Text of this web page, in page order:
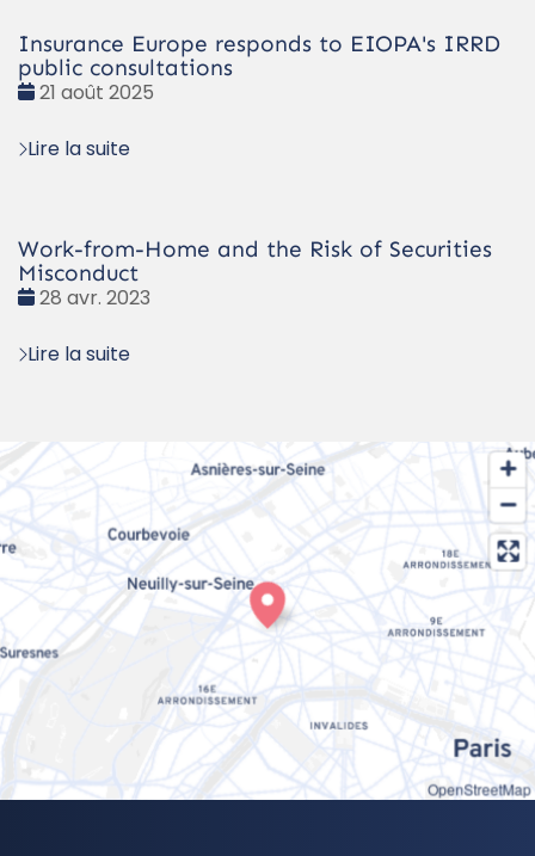
Insurance Europe responds to EIOPA's IRRD
public consultations
Date
21 août 2025
Lire la suite
Work-from-Home and the Risk of Securities
Misconduct
Date
28 avr. 2023
Lire la suite
OpenStreetMap